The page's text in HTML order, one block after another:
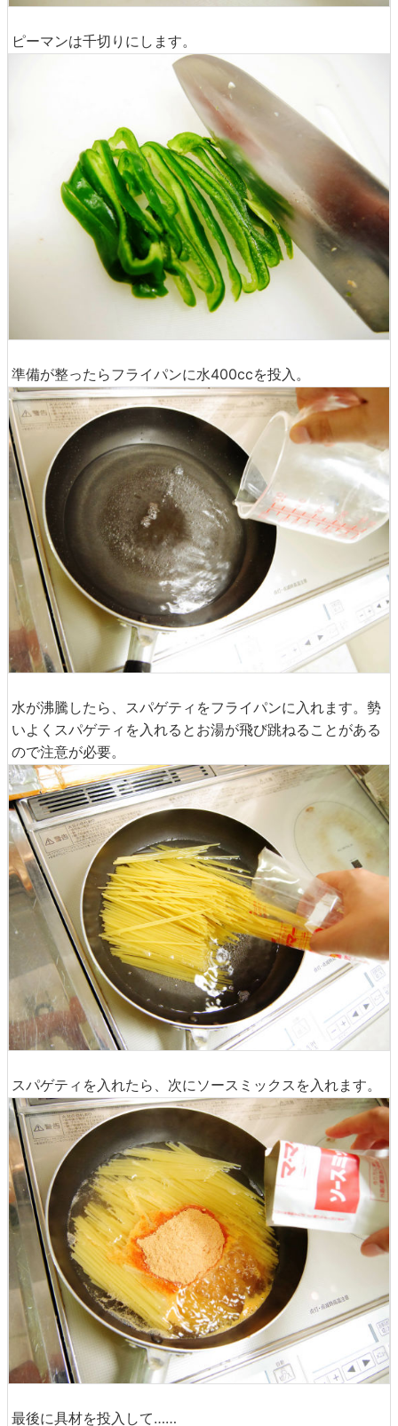
ピーマンは千切りにします。
準備が整ったらフライパンに水400ccを投入。
水が沸騰したら、スパゲティをフライパンに入れます。勢
いよくスパゲティを入れるとお湯が飛び跳ねることがある
ので注意が必要。
スパゲティを入れたら、次にソースミックスを入れます。
最後に具材を投入して……